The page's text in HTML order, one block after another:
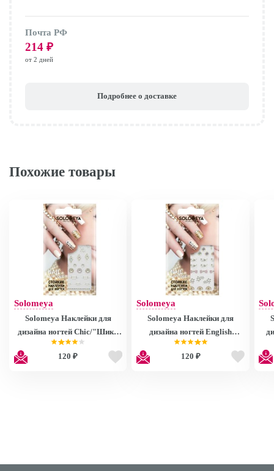
Почта РФ
214 ₽
от 2 дней
Подробнее о доставке
Похожие товары
Solomeya
Solomeya Наклейки для
дизайна ногтей Chic/"Шик"
963273
120 ₽
Solomeya
Solomeya Наклейки для
дизайна ногтей English
style/"Английский стиль"
963272
120 ₽